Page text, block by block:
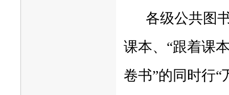
各级公共图
课本、“跟着课
卷书”的同时行